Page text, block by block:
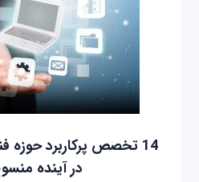
14 تخصص پرکاربرد
در آینده